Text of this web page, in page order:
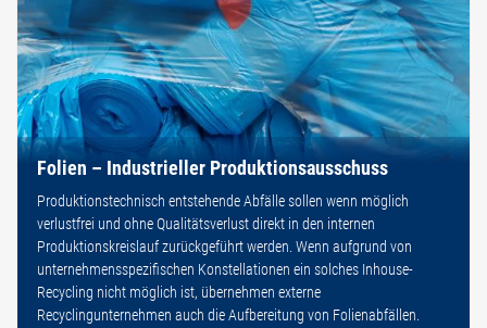
Folien – Industrieller Produktionsausschuss
Produktionstechnisch entstehende Abfälle sollen wenn möglich
verlustfrei und ohne Qualitätsverlust direkt in den internen
Produktionskreislauf zurückgeführt werden. Wenn aufgrund von
unternehmensspezifischen Konstellationen ein solches Inhouse-
Recycling nicht möglich ist, übernehmen externe
Recyclingunternehmen auch die Aufbereitung von Folienabfällen.